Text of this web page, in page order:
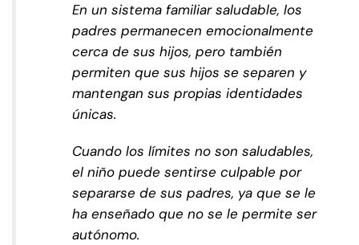
En un sistema familiar saludable, los
padres permanecen emocionalmente
cerca de sus hijos, pero también
permiten que sus hijos se separen y
mantengan sus propias identidades
únicas.
Cuando los límites no son saludables,
el niño puede sentirse culpable por
separarse de sus padres, ya que se le
ha enseñado que no se le permite ser
autónomo.